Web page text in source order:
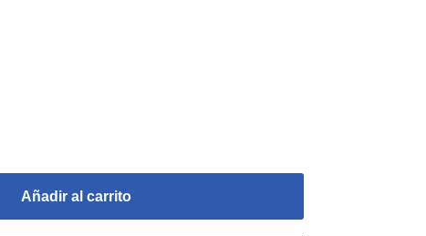
Añadir al carrito